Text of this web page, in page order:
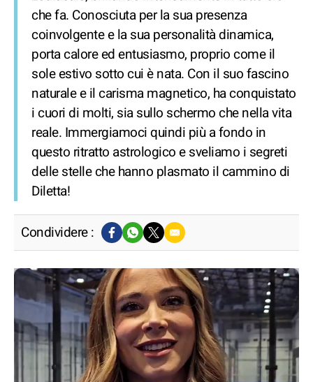
che fa. Conosciuta per la sua presenza
coinvolgente e la sua personalità dinamica,
porta calore ed entusiasmo, proprio come il
sole estivo sotto cui è nata. Con il suo fascino
naturale e il carisma magnetico, ha conquistato
i cuori di molti, sia sullo schermo che nella vita
reale. Immergiamoci quindi più a fondo in
questo ritratto astrologico e sveliamo i segreti
delle stelle che hanno plasmato il cammino di
Diletta!
Condividere :